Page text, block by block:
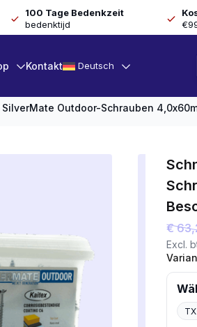
100 Tage Bedenkzeit
bedenktijd
Kontakt Deutsch
Outdoor-Schrauben
€
Excl.